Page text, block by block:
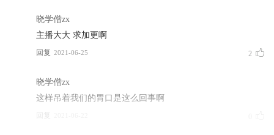
晓学僧zx
主播大大 求加更啊
回复 2021-06-25 2
晓学僧zx
这样吊着我们的胃口是这么回事啊
回复